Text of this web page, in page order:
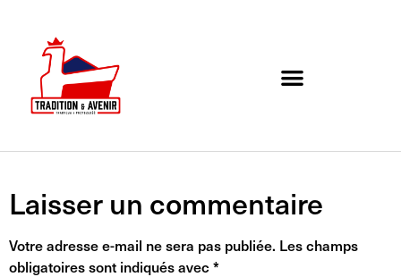
Laisser un commentaire
Votre adresse e-mail ne sera pas publiée. Les champs
obligatoires sont indiqués avec *